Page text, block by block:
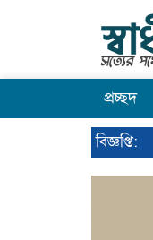
প্রচ্ছদ
বিজ্ঞপ্তি: